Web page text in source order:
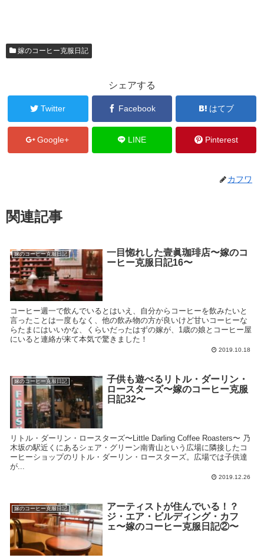
嫁のコーヒー克服日記
シェアする
Twitter Facebook はてブ
Google+ LINE Pinterest
カフワ
関連記事
嫁のコーヒー克服日記
一目惚れした壹眞珈琲店〜嫁のコ
ーヒー克服日記16〜
コーヒー週一で飲んでいるとはいえ、自分からコーヒーを飲みたいと
言ったことは一度もなく、他の飲み物の方が良いけど甘いコーヒーな
らたまにはいいかな、くらいだったはずの嫁が、1歳の娘とコーヒー屋
にいると連絡が来て本気で驚きました！
2019.10.18
嫁のコーヒー克服日記
子供も遊べるリトル・ダーリン・
ロースターズ〜嫁のコーヒー克服
日記32〜
リトル・ダーリン・ロースターズ〜Little Darling Coffee Roasters〜 乃
木坂の駅近くにあるシェア・グリーン南青山という広場に隣接したコ
ーヒーショップのリトル・ダーリン・ロースターズ。広場では子供達
が...
2019.12.26
嫁のコーヒー克服日記
アーティストが住んでいる！？
ジ・エア・ビルディング・カフ
ェ〜嫁のコーヒー克服日記②〜